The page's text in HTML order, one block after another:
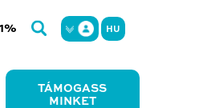
HU
TÁMOGASS
MINKET